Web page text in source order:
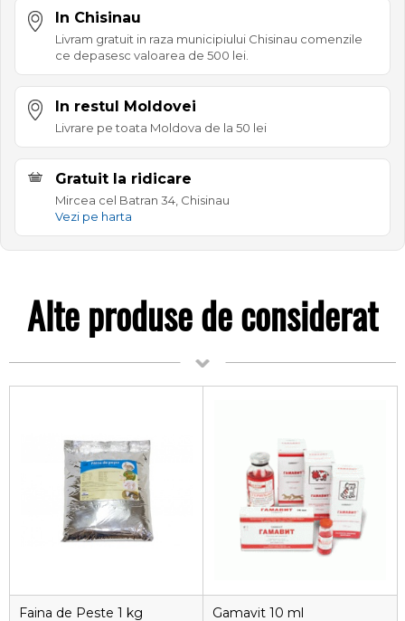
In Chisinau
Livram gratuit in raza municipiului Chisinau comenzile
ce depasesc valoarea de 500 lei.
In restul Moldovei
Livrare pe toata Moldova de la 50 lei
Gratuit la ridicare
Mircea cel Batran 34, Chisinau
Vezi pe harta
Alte produse de considerat
Faina de Peste 1 kg Gamavit 10 ml